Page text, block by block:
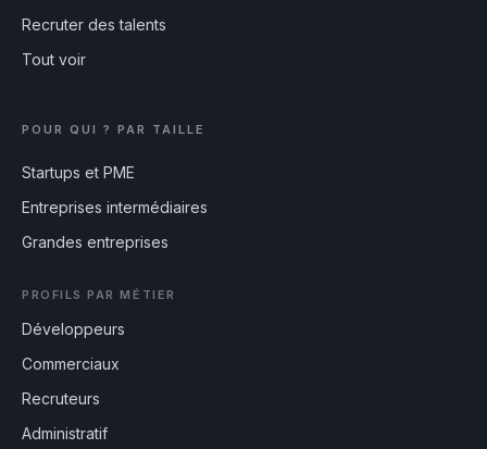
Recruter des talents
Tout voir
POUR QUI ? PAR TAILLE
Startups et PME
Entreprises intermédiaires
Grandes entreprises
PROFILS PAR MÉTIER
Développeurs
Commerciaux
Recruteurs
Administratif